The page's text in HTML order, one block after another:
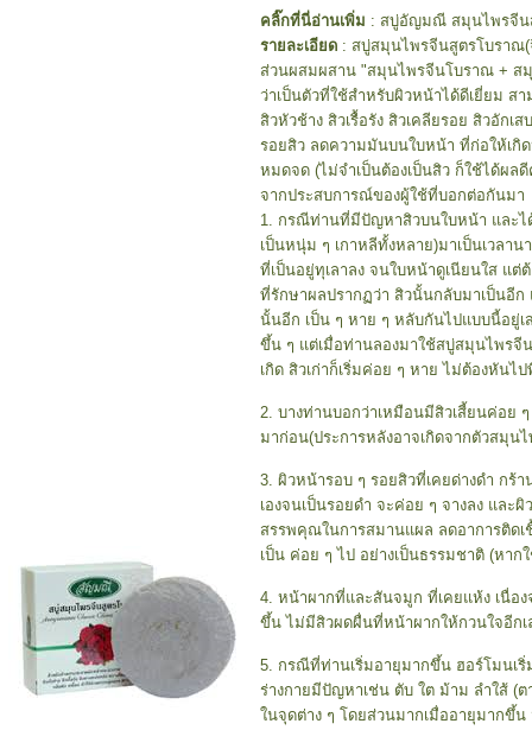
คลิ๊กที่นี่อ่านเพิ่ม : สบู่อัญมณี สมุนไพรจีน
รายละเอียด : สบู่สมุนไพรจีนสูตรโบราณ
ส่วนผสมผสาน "สมุนไพรจีนโบราณ + ส
ว่าเป็นตัวที่ใช้สำหรับผิวหน้าได้ดีเยี่ยม ส
สิวหัวช้าง สิวเรื้อรัง สิวเคลียรอย สิวอัก
รอยสิว ลดความมันบนใบหน้า ที่ก่อให้เกิ
หมดจด (ไม่จำเป็นต้องเป็นสิว ก็ใช้ได้ผลดี
จากประสบการณ์ของผู้ใช้ที่บอกต่อกันมา
1. กรณีท่านที่มีปัญหาสิวบนใบหน้า และไ
เป็นหนุ่ม ๆ เกาหลีทั้งหลาย)มาเป็นเวล
ที่เป็นอยู่ทุเลาลง จนใบหน้าดูเนียนใส แ
ที่รักษาผลปรากฏว่า สิวนั้นกลับมาเป็นอี
นั้นอีก เป็น ๆ หาย ๆ หลับกันไปแบบนี้อยู่เ
ขึ้น ๆ แต่เมื่อท่านลองมาใช้สบู่สมุนไพรจี
เกิด สิวเก่าก็เริ่มค่อย ๆ หาย ไม่ต้องหันไ
2. บางท่านบอกว่าเหมือนมีสิวเสี้ยนค่อย
มาก่อน(ประการหลังอาจเกิดจากตัวสมุ
3. ผิวหน้ารอบ ๆ รอยสิวที่เคยด่างดำ กร้
เองจนเป็นรอยดำ จะค่อย ๆ จางลง และ
สรรพคุณในการสมานแผล ลดอาการติด
เป็น ค่อย ๆ ไป อย่างเป็นธรรมชาติ (หา
4. หน้าผากที่และสันจมูก ที่เคยแห้ง เนื่อ
ขึ้น ไม่มีสิวผดผื่นที่หน้าผากให้กวนใจอีกเ
5. กรณีที่ท่านเริ่มอายุมากขึ้น ฮอร์โมนเ
ร่างกายมีปัญหาเช่น ตับ ใต ม้าม ลำใส้ (
ในจุดต่าง ๆ โดยส่วนมากเมื่ออายุมากขึ้